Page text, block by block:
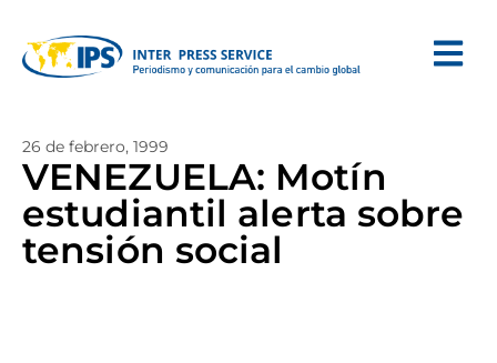
26 de febrero, 1999
VENEZUELA: Motín
estudiantil alerta sobre
tensión social